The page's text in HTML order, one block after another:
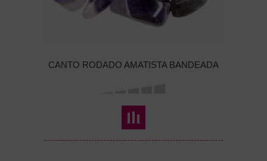
CANTO RODADO AMATISTA BANDEADA